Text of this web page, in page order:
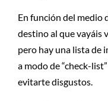
En función del medio
destino al que vayáis
pero hay una lista de
a modo de “check-
evitarte disgustos.